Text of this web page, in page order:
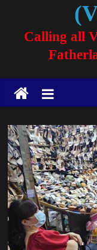
Calling all